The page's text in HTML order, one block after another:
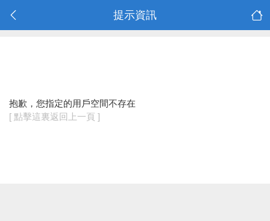
提示資訊
抱歉，您指定的用戶空間不存在
[ 點擊這裏返回上一頁 ]